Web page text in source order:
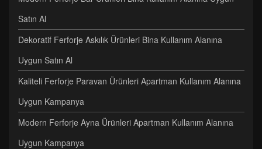
Satın Al
Dekoratif Ferforje Askılık Ürünleri Bina Kullanım Alanına
Uygun Satın Al
Kaliteli Ferforje Paravan Ürünleri Apartman Kullanım Alanına
Uygun Kampanya
Modern Ferforje Ayna Ürünleri Apartman Kullanım Alanına
Uygun Kampanya